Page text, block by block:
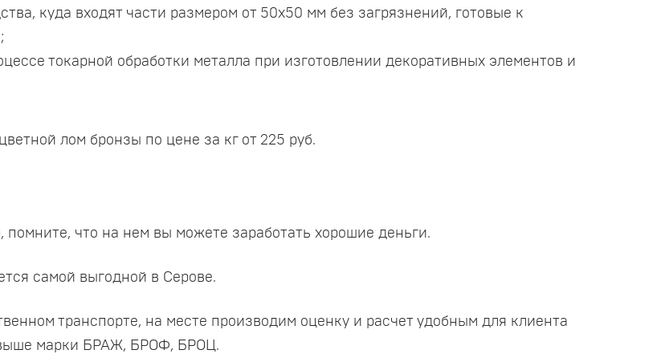
куда входят части размером от 50х50 мм без загрязнений, готовые к
токарной обработки металла при изготовлении декоративных элементов и
лом бронзы по цене за кг от 225 руб.
что на нем вы можете заработать хорошие деньги.
самой выгодной в Серове.
транспорте, на месте производим оценку и расчет удобным для клиента
марки БРАЖ, БРОФ, БРОЦ.